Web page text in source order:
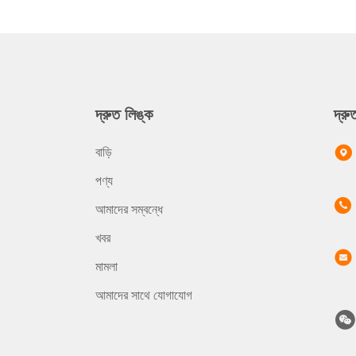
দ্রুত লিঙ্ক
বাড়ি
পণ্য
আমাদের সম্বন্ধে
খবর
মামলা
আমাদের সাথে যোগাযোগ